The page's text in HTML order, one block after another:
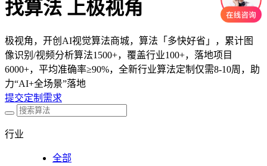
找算法 上极视角
极视角，开创AI视觉算法商城，算法「多快好省」，累计图
像识别/视频分析算法1500+，覆盖行业100+，落地项目
6000+，平均准确率≥90%，全新行业算法定制仅需8-10周，助
力“AI+全场景”落地
提交定制需求
行业
全部